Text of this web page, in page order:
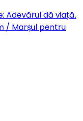
Adevărul dă viață.
/ Marșul pentru